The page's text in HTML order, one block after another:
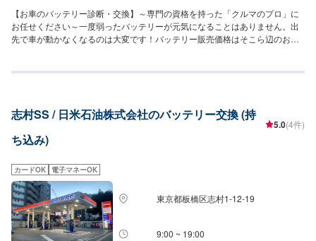
【お車のバッテリー診断・交換】～専門の資格を持った「クルマのプロ」に
お任せください～一度弱ったバッテリーが元気になることはありません。出
先で車が動かなくなるのは大変です！バッテリー販売価格はそこら辺のお店
不要バッテリーは有料にて処分いたします。お客様の大切なお車をトータル
をサポートし、お客様のニーズに応えたご提案をいたします。高い信頼性、
高い修理技術埼玉県川口市の原自動車工作所は大手ディーラー・損害保険ジ
ャパン日本興亜の修理指定工場です。【45年の実績】●1969年創業！●40年
込み可能】持ち込みパーツの対応もいたします。※パーツの不備などにより、
取り付けができなかった場合でも、動作確認などで発生した工賃をご請求さ
せていただきますので、あらかじめご了承ください。【代車について】無料
代車（無保険時）を24台ご用意しております。燃料代はお客さま負担となり
ますので、ご了承ください。【営業時間・定休日】営業時間：8:30〜17:30定
休日：日・祝・第一、第三月曜日
志村SS / 日米石油株式会社のバッテリー交換 (持
ち込み)
5.0(4件)
カードOK 電子マネーOK
東京都板橋区志村1-12-19
9:00 ~ 19:00